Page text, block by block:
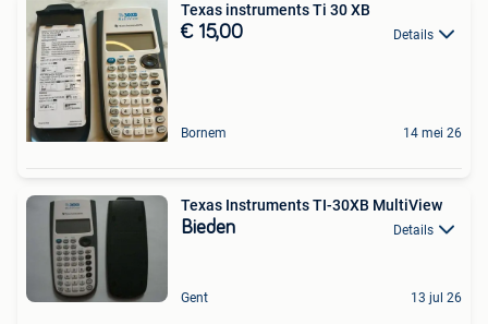
Texas instruments Ti 30 XB
€ 15,00 Details
Bornem 14 mei 26
Texas Instruments TI-30XB MultiView
Bieden Details
Gent 13 jul 26